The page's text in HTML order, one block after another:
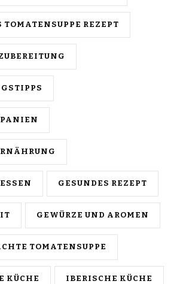
TOMATENSUPPE REZEPT
GESUNDES REZEPT
GEWÜRZE UND AROMEN
TOMATENSUPPE
KÜCHE IBERISCHE KÜCHE